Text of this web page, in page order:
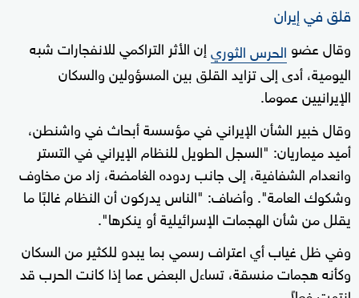
قلق في إيران
وقال عضو الحرس الثوريإن الأثر التراكمي للانفجارات شبه
اليومية، أدى إلى تزايد القلق بين المسؤولين والسكان
الإيرانيين عموما.
وقال خبير الشأن الإيراني في مؤسسة أبحاث في واشنطن،
أميد ميماريان: "السجل الطويل للنظام الإيراني في التستر
وانعدام الشفافية، إلى جانب ردوده الغامضة، زاد من مخاوف
وشكوك العامة". وأضاف: "الناس يدركون أن النظام غالبًا ما
يقلل من شأن الهجمات الإسرائيلية أو ينكرها".
وفي ظل غياب أي اعتراف رسمي بما يبدو للكثير من السكان
وكأنه هجمات منسقة، تساءل البعض عما إذا كانت الحرب قد